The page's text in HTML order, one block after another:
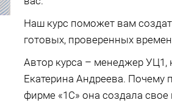
Наш курс поможет вам
готовых, проверенных
Автор курса – менеджер
Екатерина Андреева. Почему
фирме «1С» она создала